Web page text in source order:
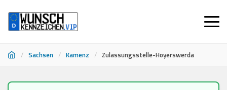
/ Sachsen / Kamenz / Zulassungsstelle-Hoyerswerda